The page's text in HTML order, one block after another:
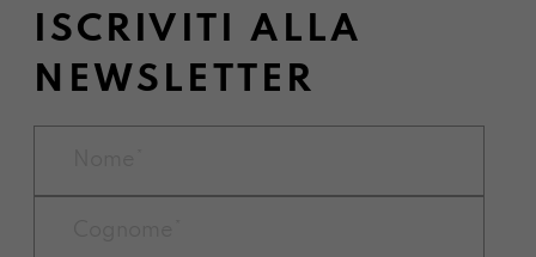
ISCRIVITI ALLA
NEWSLETTER